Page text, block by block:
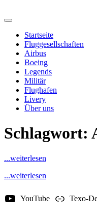
to
Aviation-Pix
Startseite
Fluggesellschaften
Airbus
Boeing
Legends
Militär
Flughafen
Livery
Über uns
Schlagwort:
...weiterlesen
...weiterlesen
YouTube Texo-